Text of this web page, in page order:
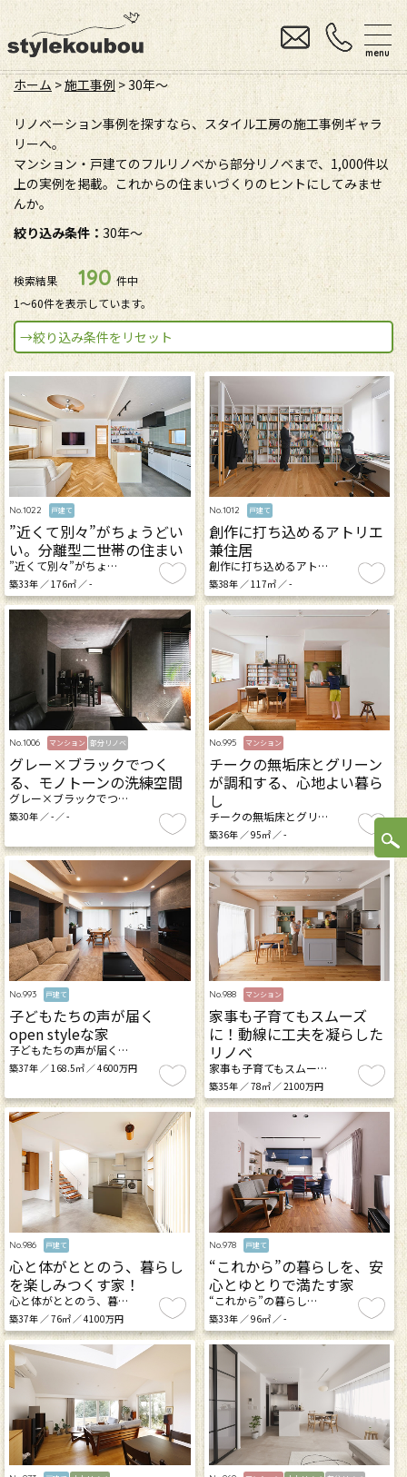
menu
ホーム >施工事例 >30年〜
リノベーション事例を探すなら、スタイル工房の施工事例ギャラ
リーへ。
マンション・戸建てのフルリノベから部分リノベまで、1,000件以
上の実例を掲載。これからの住まいづくりのヒントにしてみませ
んか。
絞り込み条件：30年〜
検索結果 190 件中
1〜60件を表示しています。
→絞り込み条件をリセット
No.1022 戸建て
”近くて別々”がちょうどい
い。分離型二世帯の住まい
”近くて別々”がちょ…
築33年 ／ 176㎡ ／ -
No.1012 戸建て
創作に打ち込めるアトリエ
兼住居
創作に打ち込めるアト…
築38年 ／ 117㎡ ／ -
No.1006 マンション 部分リノベ
グレー×ブラックでつく
る、モノトーンの洗練空間
グレー×ブラックでつ…
築30年 ／ - ／ -
No.995 マンション
チークの無垢床とグリーン
が調和する、心地よい暮ら
し
チークの無垢床とグリ…
築36年 ／ 95㎡ ／ -
No.993 戸建て
子どもたちの声が届く
open styleな家
子どもたちの声が届く…
築37年 ／ 168.5㎡ ／ 4600万円
No.988 マンション
家事も子育てもスムーズ
に！動線に工夫を凝らした
リノベ
家事も子育てもスムー…
築35年 ／ 78㎡ ／ 2100万円
No.986 戸建て
心と体がととのう、暮らし
を楽しみつくす家！
心と体がととのう、暮…
築37年 ／ 76㎡ ／ 4100万円
No.978 戸建て
“これから”の暮らしを、安
心とゆとりで満たす家
“これから”の暮らし…
築33年 ／ 96㎡ ／ -